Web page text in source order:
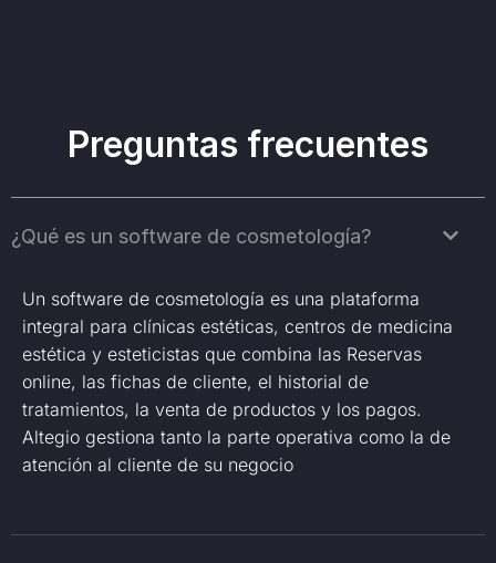
Preguntas frecuentes
¿Qué es un software de cosmetología?
Un software de cosmetología es una plataforma
integral para clínicas estéticas, centros de medicina
estética y esteticistas que combina las Reservas
online, las fichas de cliente, el historial de
tratamientos, la venta de productos y los pagos.
Altegio gestiona tanto la parte operativa como la de
atención al cliente de su negocio